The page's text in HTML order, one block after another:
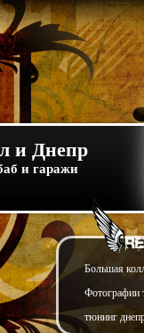
и Днепр
и гаражи
Большая
Фотографии
тюнинг